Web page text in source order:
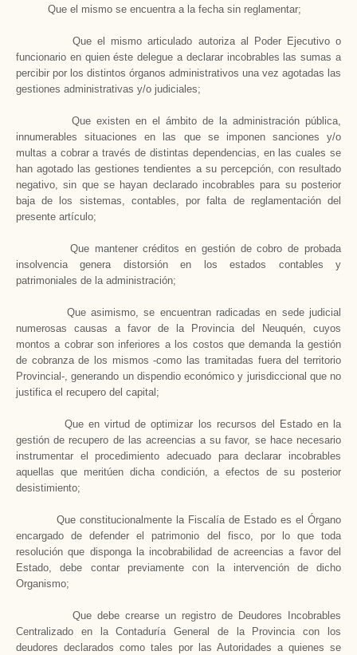
Que el mismo se encuentra a la fecha sin reglamentar;
Que el mismo articulado autoriza al Poder Ejecutivo o
funcionario en quien éste delegue a declarar incobrables las sumas a
percibir por los distintos órganos administrativos una vez agotadas las
gestiones administrativas y/o judiciales;
Que existen en el ámbito de la administración pública,
innumerables situaciones en las que se imponen sanciones y/o
multas a cobrar a través de distintas dependencias, en las cuales se
han agotado las gestiones tendientes a su percepción, con resultado
negativo, sin que se hayan declarado incobrables para su posterior
baja de los sistemas, contables, por falta de reglamentación del
presente artículo;
Que mantener créditos en gestión de cobro de probada
insolvencia genera distorsión en los estados contables y
patrimoniales de la administración;
Que asimismo, se encuentran radicadas en sede judicial
numerosas causas a favor de
la Provinciadel Neuquén, cuyos
montos a cobrar son inferiores a los costos que demanda la gestión
de cobranza de los mismos -como las tramitadas fuera del territorio
Provincial-, generando un dispendio económico y jurisdiccional que no
justifica el recupero del capital;
Que en virtud de optimizar los recursos del Estado en la
gestión de recupero de las acreencias a su favor, se hace necesario
instrumentar el procedimiento adecuado para declarar incobrables
aquellas que meritúen dicha condición, a efectos de su posterior
desistimiento;
Que constitucionalmente la Fiscalíade Estado es el Órgano
encargado de defender el patrimonio del fisco, por lo que toda
resolución que disponga la incobrabilidad de acreencias a favor del
Estado, debe contar previamente con la intervención de dicho
Organismo;
Que debe crearse un registro de Deudores Incobrables
Centralizado en
la Contaduría General de la Provinciacon los
deudores declarados como tales por las Autoridades a quienes se